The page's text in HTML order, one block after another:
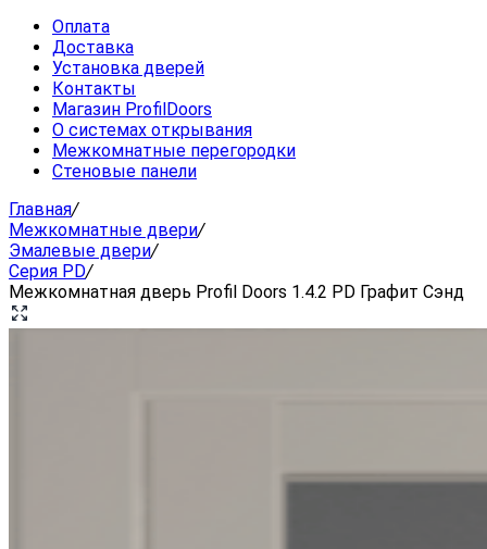
Оплата
Доставка
Установка дверей
Контакты
Магазин ProfilDoors
О системах открывания
Межкомнатные перегородки
Стеновые панели
Главная/
Межкомнатные двери/
Эмалевые двери/
Серия PD/
Межкомнатная дверь Profil Doors 1.4.2 PD Графит Сэнд